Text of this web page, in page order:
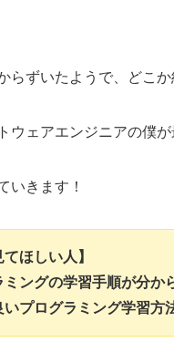
らずいたようで、どこか
ウェアエンジニアの僕
いきます！
ほしい人】
グの学習手順が分か
ログラミング学習方